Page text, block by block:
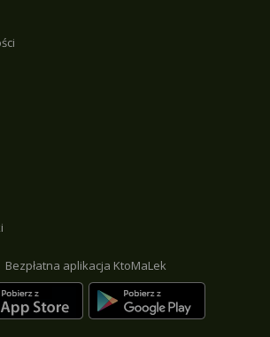
Bezpłatna aplikacja KtoMaLek